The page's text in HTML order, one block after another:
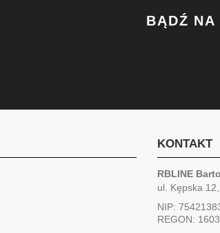
BĄDŹ NA
KONTAKT
RBLINE
ul. Kępska
NIP:
REGON: